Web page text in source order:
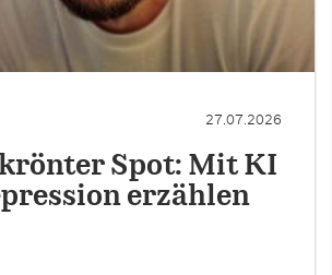
27.07.2026
Spot: Mit KI
erzählen